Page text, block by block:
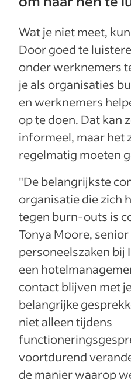
Wat je niet meet,
Door goed te
onder werknemers
je als organisaties
en werknemers
op te doen. Dat kan
informeel, maar het
regelmatig moeten
"De belangrijkste
organisatie die zich
tegen burn-outs is
Tonya Moore,
personeelszaken bij
een
contact blijven met
belangrijke
niet alleen tijdens
voortdurend
de manier waarop